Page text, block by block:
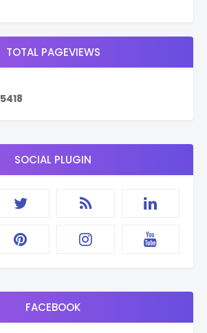
TOTAL PAGEVIEWS
5418
SOCIAL PLUGIN
FACEBOOK